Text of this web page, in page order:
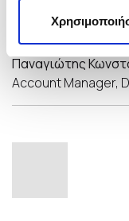
Παναγιώτης
Account Manager,